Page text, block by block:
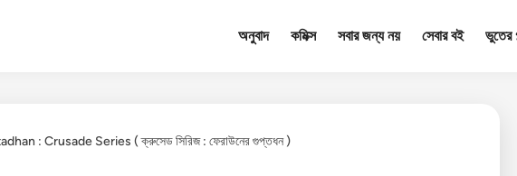
অনুবাদ কমিক্স সবার জন্য নয় সেবার বই ভুতের
: Crusade Series ( ক্রুসেড সিরিজ : ফেরাউনের গুপ্তধন )